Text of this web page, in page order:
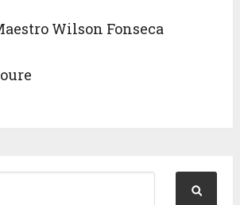
Wilson Fonseca